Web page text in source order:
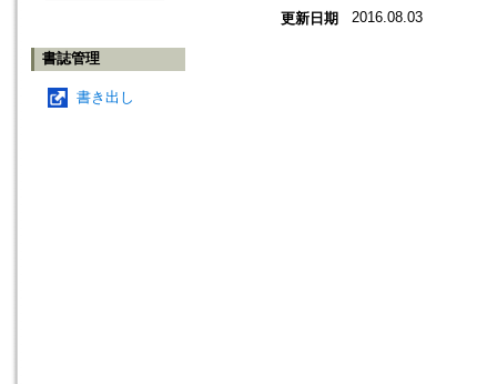
書誌管理
書き出し
更新日期 2016.08.03